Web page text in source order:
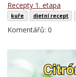
Recepty 1. etapa
kuře dietní recept
Komentářů: 0